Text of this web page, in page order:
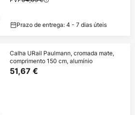
Prazo de entrega: 4 - 7 dias úteis
Calha URail Paulmann, cromada mate,
comprimento 150 cm, alumínio
51,67 €